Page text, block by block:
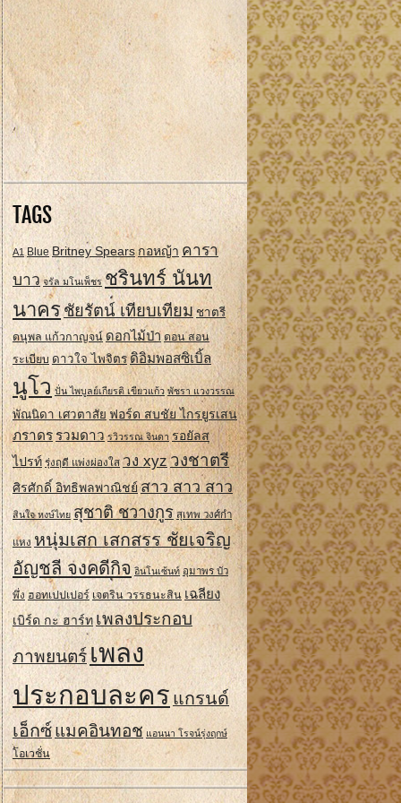
TAGS
A1 Blue Britney Spearsกอหญ้า คารา
บาว จรัล มโนเพ็ชร ชรินทร์ นันท
นาครชัยรัตน์ เทียบเทียม ชาตรี
ดนุพล แก้วกาญจน์ ดอกไม้ป่า ดอน สอน
ระเบียบ ดาวใจ ไพจิตร ดิอิมพอสซิเบิ้ล
นูโว ปั่น ไพบูลย์เกียรติ เขียวแก้ว พัชรา แวงวรรณ
พัณนิดา เศวตาสัย ฟอร์ด สบชัย ไกรยูรเสน
ภราดร รวมดาว รวิวรรณ จินดา รอยัลส
ไปรท์ รุ่งฤดี แพ่งผ่องใส วง xyz วงชาตรี
ศิรศักดิ์ อิทธิพลพาณิชย์สาว สาว สาว
สินใจ หงษ์ไทย สุชาติ ชวางกูร สุเทพ วงศ์กํา
แหง หนุ่มเสก เสกสรร ชัยเจริญ
อัญชลี จงคดีกิจ อินโนเซ้นท์ อุมาพร บัว
พึ่ง ฮอทเปปเปอร์ เจตริน วรรธนะสิน เฉลียง
เบิร์ด กะ ฮาร์ท เพลงประกอบ
ภาพยนตร์เพลง
ประกอบละคร แกรนด์
เอ็กซ์แมคอินทอช แอนนา โรจน์รุ่งฤกษ์
โอเวชั่น